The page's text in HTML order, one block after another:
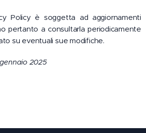
Policy è soggetta ad aggiornamenti
pertanto a consultarla periodicamente
su eventuali sue modifiche.
2025